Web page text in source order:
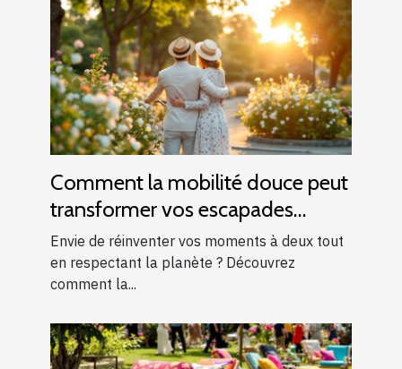
Comment la mobilité douce peut
transformer vos escapades
romantiques ?
Envie de réinventer vos moments à deux tout
en respectant la planète ? Découvrez
comment la...